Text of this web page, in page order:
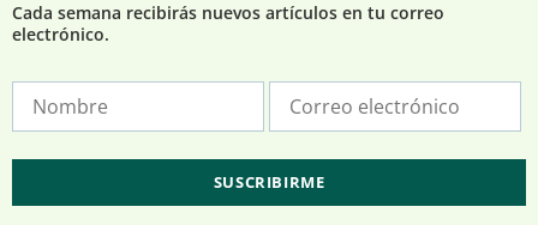
Cada semana recibirás nuevos artículos en tu correo
electrónico.